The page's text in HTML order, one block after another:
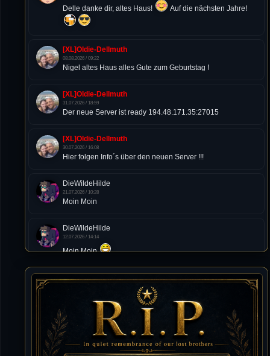
Delle danke dir, altes Haus! Auf die nächsten Jahre!
[XL]Oldie-Dellmuth
08.08.2026 / 09:22
Nigel altes Haus alles Gute zum Geburtstag !
[XL]Oldie-Dellmuth
31.07.2026 / 18:59
Der neue Server ist ready 194.48.171.35:27015
[XL]Oldie-Dellmuth
30.07.2026 / 16:08
Hier folgen Info´s über den neuen Server !!!
DieWildeHilde
21.07.2026 / 10:28
Moin Moin
DieWildeHilde
12.07.2026 / 14:14
Moin Moin
Tommy
Tommy
10.07.2026 / 22:25
Letzte Aktivität:
27. Dez 2023, 22:48